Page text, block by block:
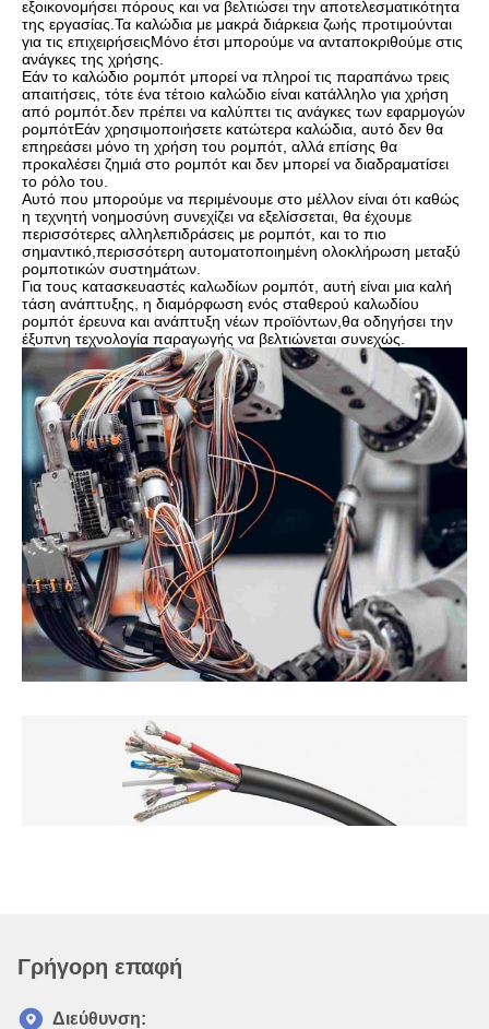
εξοικονομήσει πόρους και να βελτιώσει την αποτελεσματικότητα
της εργασίας.Τα καλώδια με μακρά διάρκεια ζωής προτιμούνται
για τις επιχειρήσειςΜόνο έτσι μπορούμε να ανταποκριθούμε στις
ανάγκες της χρήσης.
Εάν το καλώδιο ρομπότ μπορεί να πληροί τις παραπάνω τρεις
απαιτήσεις, τότε ένα τέτοιο καλώδιο είναι κατάλληλο για χρήση
από ρομπότ.δεν πρέπει να καλύπτει τις ανάγκες των εφαρμογών
ρομπότΕάν χρησιμοποιήσετε κατώτερα καλώδια, αυτό δεν θα
επηρεάσει μόνο τη χρήση του ρομπότ, αλλά επίσης θα
προκαλέσει ζημιά στο ρομπότ και δεν μπορεί να διαδραματίσει
το ρόλο του.
Αυτό που μπορούμε να περιμένουμε στο μέλλον είναι ότι καθώς
η τεχνητή νοημοσύνη συνεχίζει να εξελίσσεται, θα έχουμε
περισσότερες αλληλεπιδράσεις με ρομπότ, και το πιο
σημαντικό,περισσότερη αυτοματοποιημένη ολοκλήρωση μεταξύ
ρομποτικών συστημάτων.
Για τους κατασκευαστές καλωδίων ρομπότ, αυτή είναι μια καλή
τάση ανάπτυξης, η διαμόρφωση ενός σταθερού καλωδίου
ρομπότ έρευνα και ανάπτυξη νέων προϊόντων,θα οδηγήσει την
έξυπνη τεχνολογία παραγωγής να βελτιώνεται συνεχώς.
Γρήγορη επαφή
Διεύθυνση: